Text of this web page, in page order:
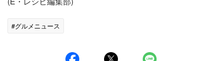
#グルメニュース